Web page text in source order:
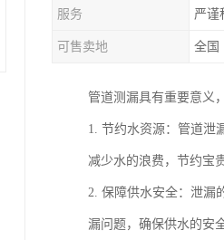
服务 严谨
可售卖地 全国
管道测漏具有重要意义
1. 节约水资源：管道泄
减少水的浪费，节约宝
2. 保障供水安全：泄漏
漏问题，确保供水的安